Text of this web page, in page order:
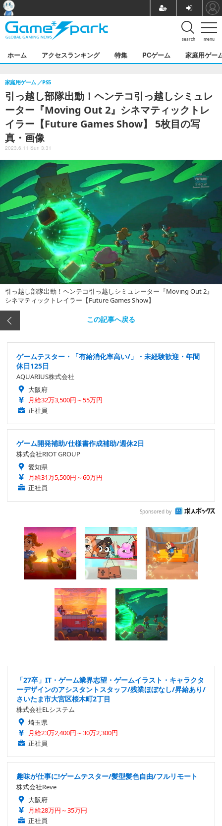
menu
search
ホーム アクセスランキング 特集 PCゲーム 家庭用ゲー
引っ越し部隊出動！ヘンテコ引っ越しシミュレ
ーター『Moving Out 2』シネマティックトレ
イラー【Future Games Show】 5枚目の写
真・画像
家庭用ゲーム PS5
2023.6.11 Sun 3:31
引っ越し部隊出動！ヘンテコ引っ越しシミュレーター『Moving Out 2』
シネマティックトレイラー【Future Games Show】
この記事へ戻る
ゲームテスター・「有給消化率高い/」・未経験歓迎・年間
休日125日
AQUARIUS株式会社
大阪府
月給32万3,500円～55万円
正社員
ゲーム開発補助/仕様書作成補助/週休2日
株式会社RIOT GROUP
愛知県
月給31万5,500円～60万円
正社員
Sponsored by
「27卒」IT・ゲーム業界志望・ゲームイラスト・キャラクタ
ーデザインのアシスタントスタッフ/残業ほぼなし/昇給あり/
さいたま市大宮区桜木町2丁目
株式会社ELシステム
埼玉県
月給23万2,400円～30万2,300円
正社員
趣味が仕事に!ゲームテスター/髪型髪色自由/フルリモート
株式会社Reve
大阪府
月給28万円～35万円
正社員